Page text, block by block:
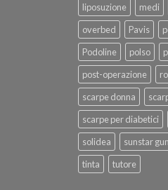
liposuzione
medi
overbed
Pavis
Podoline
polso
post-operazione
scarpe donna
scarpe per diabetici
solidea
sunstar
tinta
tutore